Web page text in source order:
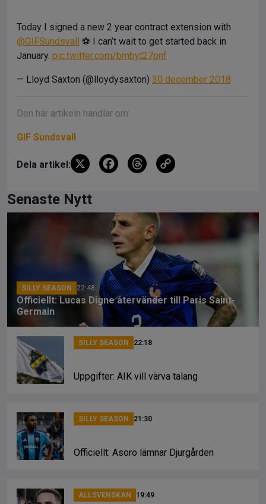
Today I signed a new 2 year contract extension with
@GIFSundsvall ⚽️ I can’t wait to get started back in
January. pic.twitter.com/bmbyt27pnf
— Lloyd Saxton (@lloydysaxton) 30 december 2018
Den här artikeln handlar om:
GIF Sundsvall
Dela artikel: X
F
b
o
o
k
T
a
d
s
Li
n
k
Senaste Nytt
SILLY SEASON 22:48
Officiellt: Lucas Digne återvänder till Paris Saint-
Germain
SILLY SEASON 22:18
Uppgifter: AIK vill värva talang
SILLY SEASON 21:30
Officiellt: Asoro lämnar Djurgården
ALLSVENSKAN 19:49